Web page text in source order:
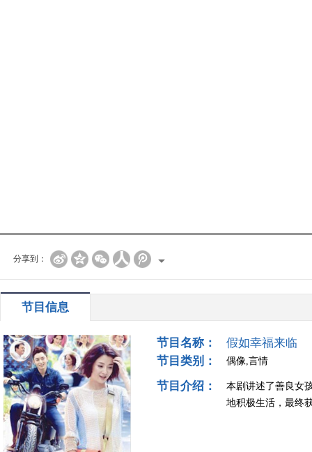
分享到：
节目信息
节目名称：
假如幸福来临
节目类别：
偶像,言情
节目介绍：
本剧讲述了善良女
地积极生活，最终